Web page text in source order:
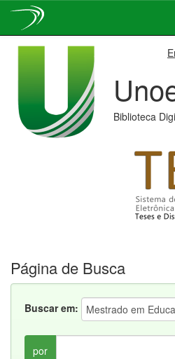
Biblioteca
Página de Busca
Buscar em:
por